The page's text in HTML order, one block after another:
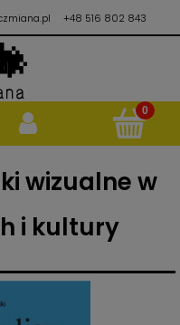
+48 516 802 843
wizualne w
i kultury